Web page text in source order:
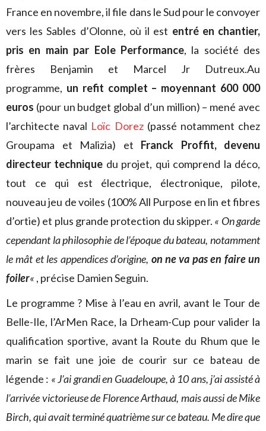
France en novembre, il file dans le Sud pour le convoyer
vers les Sables d’Olonne, où il est entré en chantier,
pris en main par Eole Performance, la société des
frères Benjamin et Marcel Jr Dutreux.Au
programme, un refit complet – moyennant 600 000
euros (pour un budget global d’un million) – mené avec
l’architecte naval Loïc Dorez(passé notamment chez
Groupama et Malizia) et Franck Proffit, devenu
directeur technique du projet, qui comprend la déco,
tout ce qui est électrique, électronique, pilote,
nouveau jeu de voiles (100% All Purpose en lin et fibres
d’ortie) et plus grande protection du skipper. « On garde
cependant la philosophie de l’époque du bateau, notamment
le mât et les appendices d’origine, on ne va pas en faire un
foiler« , précise Damien Seguin.
Le programme ? Mise à l’eau en avril, avant le Tour de
Belle-Ile, l’ArMen Race, la Drheam-Cup pour valider la
qualification sportive, avant la Route du Rhum que le
marin se fait une joie de courir sur ce bateau de
légende : « J’ai grandi en Guadeloupe, à 10 ans, j’ai assisté à
l’arrivée victorieuse de Florence Arthaud, mais aussi de Mike
Birch, qui avait terminé quatrième sur ce bateau. Me dire que